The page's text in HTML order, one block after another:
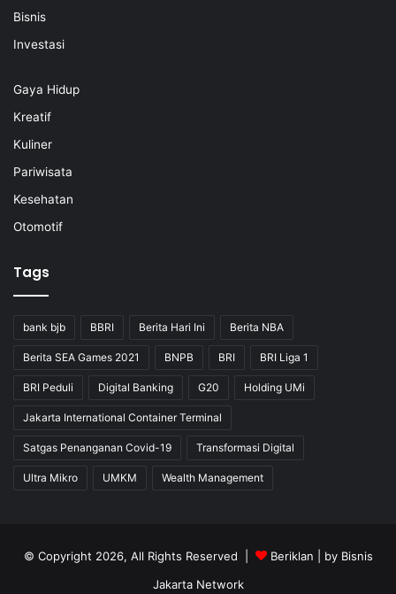
Bisnis
Investasi
Gaya Hidup
Kreatif
Kuliner
Pariwisata
Kesehatan
Otomotif
Tags
bank bjb BBRI Berita Hari Ini Berita NBA
Berita SEA Games 2021 BNPB BRI BRI Liga 1
BRI Peduli Digital Banking G20 Holding UMi
Jakarta International Container Terminal
Satgas Penanganan Covid-19 Transformasi Digital
Ultra Mikro UMKM Wealth Management
© Copyright 2026, All Rights Reserved | Beriklan | by Bisnis
Jakarta Network